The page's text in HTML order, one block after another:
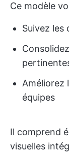
Ce modèle
Suivez les
Améliorez
équipes
Il comprend
visuelles